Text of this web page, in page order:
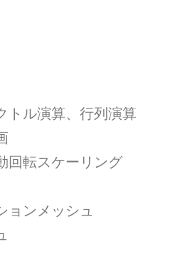
トル演算、行列演算
回転スケーリング
ョンメッシュ